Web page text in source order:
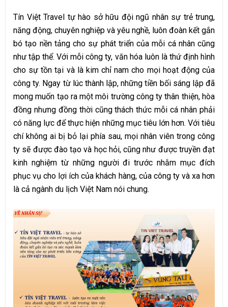
Tín Việt Travel tự hào sở hữu đội ngũ nhân sự trẻ trung,
năng động, chuyên nghiệp và yêu nghề, luôn đoàn kết gắn
bó tạo nền tảng cho sự phát triển của mỗi cá nhân cũng
như tập thể. Với mỗi công ty, văn hóa luôn là thứ định hình
cho sự tồn tại và là kim chỉ nam cho mọi hoạt động của
công ty. Ngay từ lúc thành lập, những tiền bối sáng lập đã
mong muốn tạo ra một môi trường công ty thân thiện, hòa
đồng nhưng đồng thời cũng thách thức mỗi cá nhân phải
có năng lực để thực hiện những mục tiêu lớn hơn. Với tiêu
chí không ai bị bỏ lại phía sau, mọi nhân viên trong công
ty sẽ được đào tạo và học hỏi, cũng như được truyền đạt
kinh nghiệm từ những người đi trước nhằm mục đích
phục vụ cho lợi ích của khách hàng, của công ty và xa hơn
là cả ngành du lịch Việt Nam nói chung.